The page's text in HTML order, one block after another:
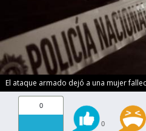
El ataque armado dejó a una mujer
0
0